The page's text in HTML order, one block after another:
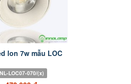
lon 7w mẫu LOC
LOC07-070/(x)